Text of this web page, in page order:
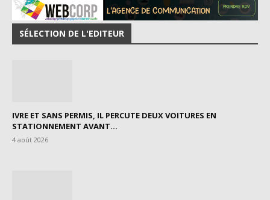
SÉLECTION DE L'EDITEUR
IVRE ET SANS PERMIS, IL PERCUTE DEUX VOITURES EN
STATIONNEMENT AVANT...
4 août 2026